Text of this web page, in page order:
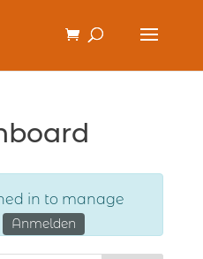
in to manage
Anmelden